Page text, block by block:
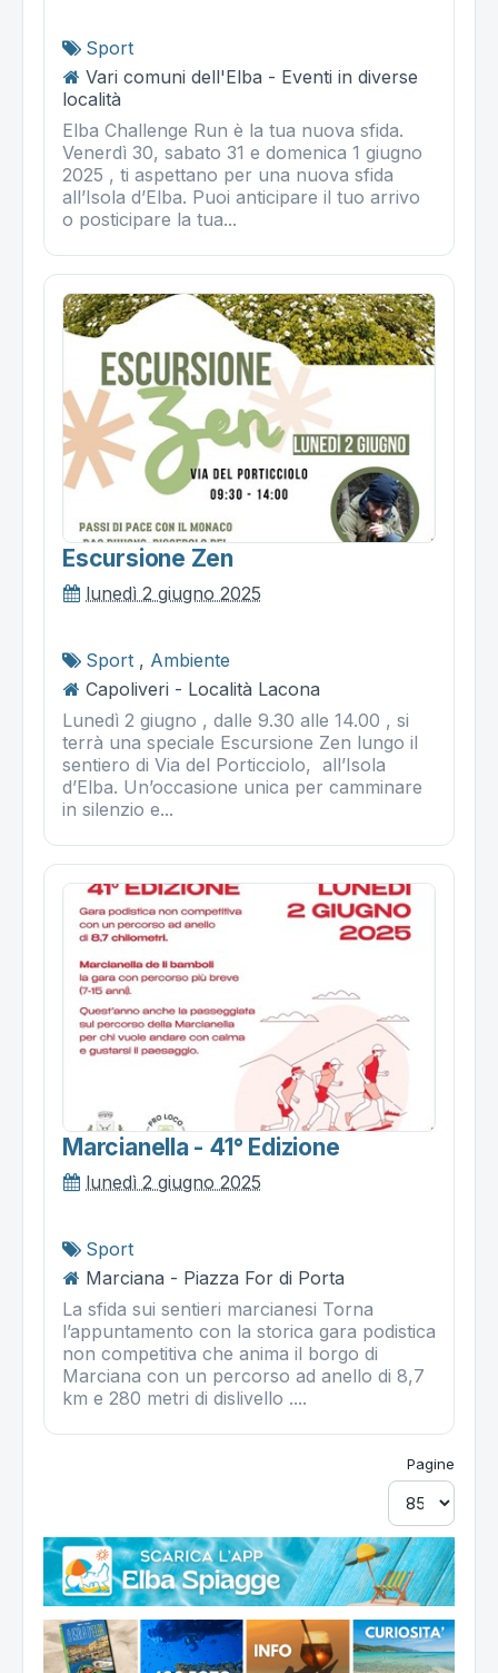
Sport
Vari comuni dell'Elba - Eventi in diverse
località
Elba Challenge Run è la tua nuova sfida.
Venerdì 30, sabato 31 e domenica 1 giugno
2025 , ti aspettano per una nuova sfida
all’Isola d’Elba. Puoi anticipare il tuo arrivo
o posticipare la tua...
Escursione Zen
lunedì 2 giugno 2025
Sport , Ambiente
Capoliveri - Località Lacona
Lunedì 2 giugno , dalle 9.30 alle 14.00 , si
terrà una speciale Escursione Zen lungo il
sentiero di Via del Porticciolo, all’Isola
d’Elba. Un’occasione unica per camminare
in silenzio e...
Marcianella - 41° Edizione
lunedì 2 giugno 2025
Sport
Marciana - Piazza For di Porta
La sfida sui sentieri marcianesi Torna
l’appuntamento con la storica gara podistica
non competitiva che anima il borgo di
Marciana con un percorso ad anello di 8,7
km e 280 metri di dislivello ....
Pagine